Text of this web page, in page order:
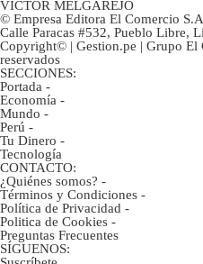
VÍCTOR MELGAREJO
© Empresa Editora El Comercio
Calle Paracas #532, Pueblo Libre,
Copyright© | Gestion.pe | Grupo El
reservados
SECCIONES:
Portada -
Economía -
Mundo -
Perú -
Tu Dinero -
Tecnología
CONTACTO:
¿Quiénes somos? -
Términos y Condiciones -
Política de Privacidad -
Politica de Cookies -
Preguntas Frecuentes
SÍGUENOS: